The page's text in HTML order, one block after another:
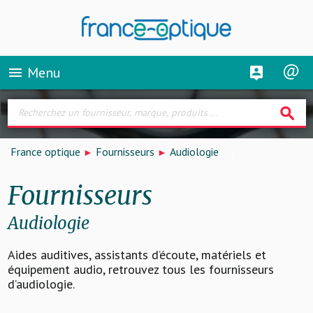
menu Menu
search
France optique Fournisseurs Audiologie
Fournisseurs
Audiologie
Aides auditives, assistants d’écoute, matériels et
équipement audio, retrouvez tous les fournisseurs
d’audiologie.